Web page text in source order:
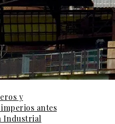
y
antes
Industrial